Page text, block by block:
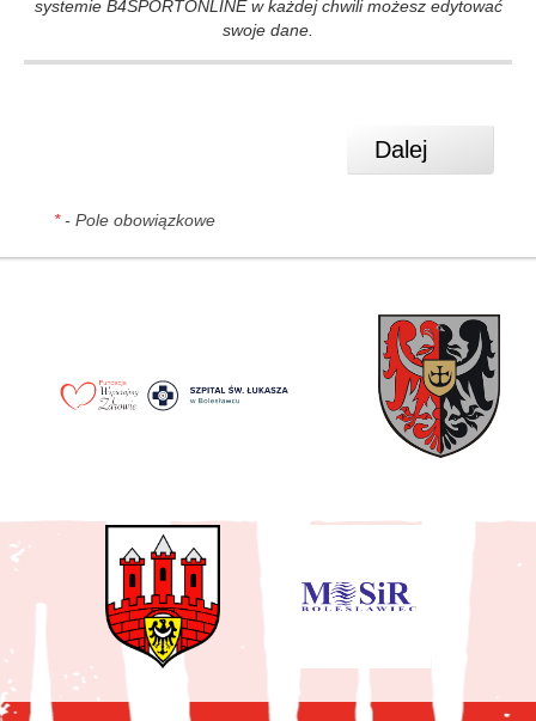
systemie B4SPORTONLINE w każdej chwili możesz edytować
swoje dane.
*- Pole obowiązkowe